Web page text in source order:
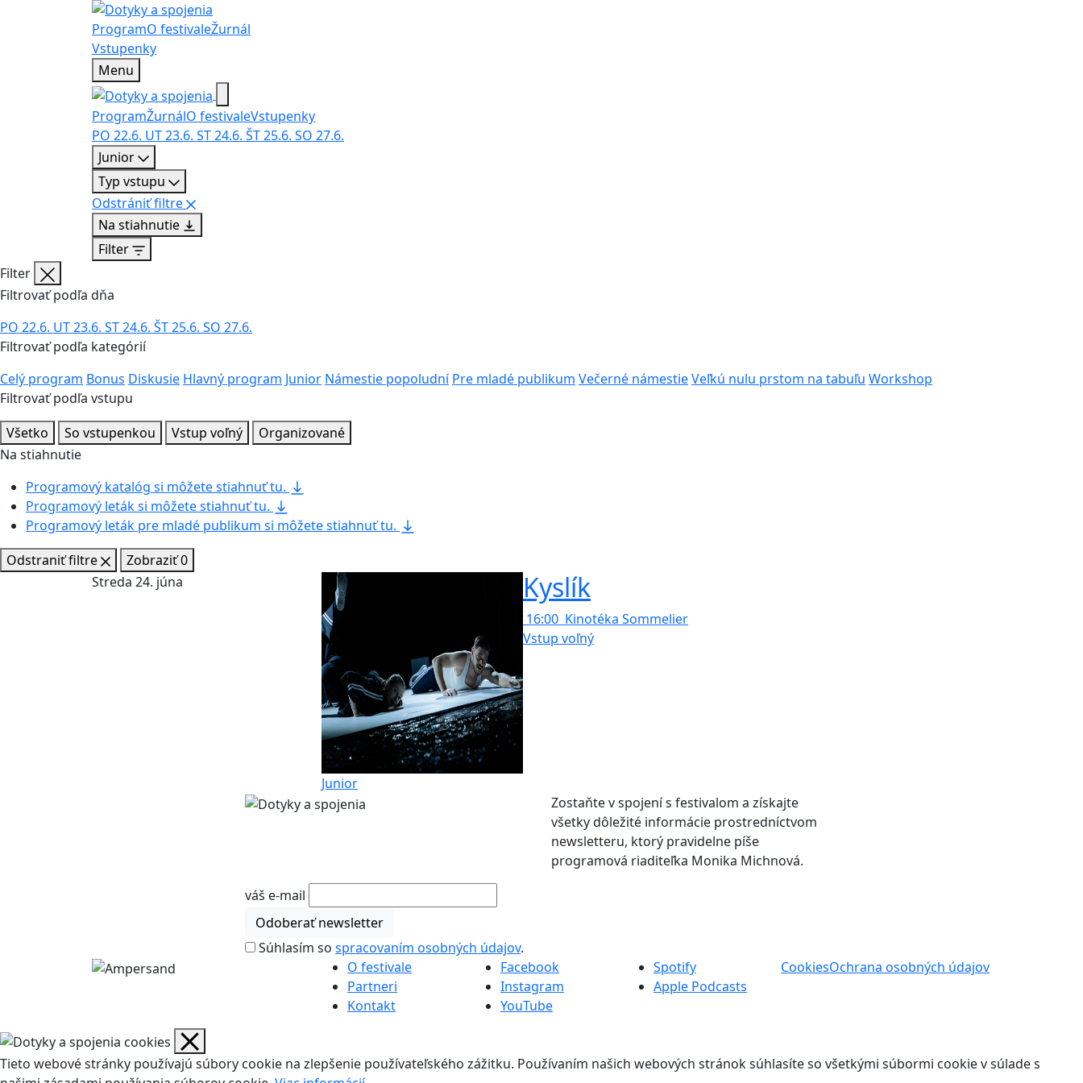
ProgramO festivaleŽurnál
Vstupenky
Menu
ProgramŽurnálO festivaleVstupenky
PO 22.6. UT23.6. ST24.6. ŠT25.6. SO 27.6.
Junior
Typ vstupu
Odstrániť filtre
Na stiahnutie
Filter
Filter
Filtrovať podľa dňa
PO 22.6. UT23.6. ST24.6. ŠT25.6. SO 27.6.
Filtrovať podľa kategórií
Celý program Bonus Diskusie Hlavný program Junior Námestie popoludní Pre mladé publikum Večerné námestieVeľkú nulu prstom na tabuľu Workshop
Filtrovať podľa vstupu
Všetko
So vstupenkou Vstup voľný
Organizované
Na stiahnutie
Programový katalóg si môžetestiahnuť tu.
Programový leták si môžetestiahnuť tu.
Programový leták pre mladé publikum si môžetestiahnuť tu.
Odstraniť filtre
Zobraziť0
Streda 24. júna
Kyslík
16:00 Kinotéka Sommelier
Vstup voľný
Junior
Zostaňte v spojení s festivalom a získajte
všetky dôležité informácie prostredníctvom
newsletteru, ktorý pravidelne píše
programová riaditeľka Monika Michnová.
váš e-mail
Odoberať newsletter
Súhlasím so spracovaním osobných údajov.
O festivale
Partneri
Kontakt
Facebook
Instagram
YouTube
Spotify
Apple Podcasts
CookiesOchrana osobných údajov
Tieto webové stránky používajú súbory cookie na zlepšenie používateľského zážitku. Používaním našich webových stránok súhlasíte so všetkými súbormi cookie v súlade s